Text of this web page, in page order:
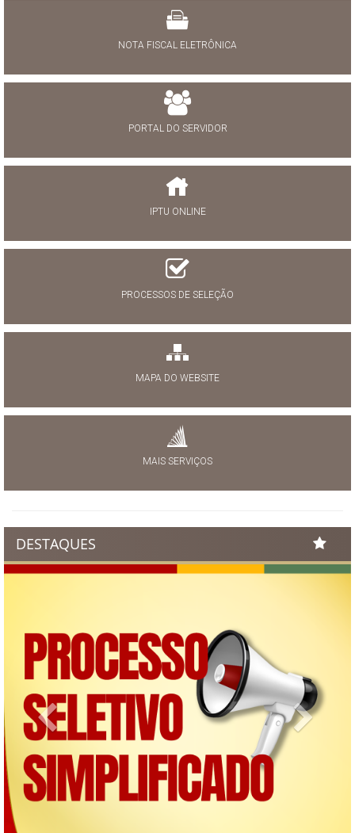
NOTA FISCAL ELETRÔNICA
PORTAL DO SERVIDOR
IPTU ONLINE
PROCESSOS DE SELEÇÃO
MAPA DO WEBSITE
MAIS SERVIÇOS
DESTAQUES
Previous Next